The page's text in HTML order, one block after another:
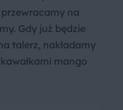
na
Gdy już będzie
talerz, nakładamy
mango